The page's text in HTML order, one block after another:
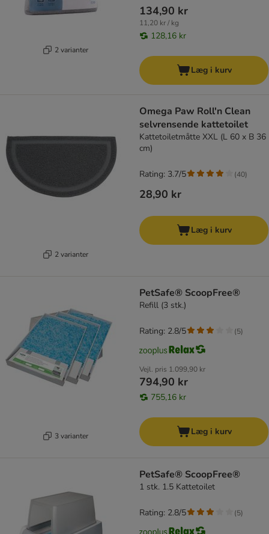
2 varianter
134,90 kr
11,20 kr / kg
128,16 kr
Læg i kurv
2 varianter
Omega Paw Roll'n Clean
selvrensende kattetoilet
Kattetoiletmåtte XXL (L 60 x B 36
cm)
28,90 kr
Rating: 3.7/5 (40)
Læg i kurv
3 varianter
PetSafe® ScoopFree®
Refill (3 stk.)
Vejl. pris 1.099,90 kr
794,90 kr
755,16 kr
Rating: 2.8/5 (5)
Læg i kurv
PetSafe® ScoopFree®
1 stk. 1.5 Kattetoilet
Rating: 2.8/5 (5)